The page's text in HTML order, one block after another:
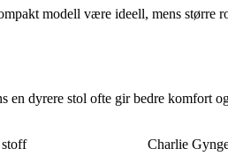
modell være ideell, mens større
en dyrere stol ofte gir bedre komfort
Charlie